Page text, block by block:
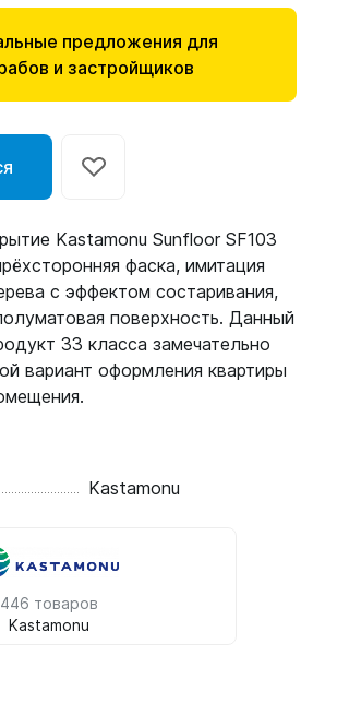
предложения для
и застройщиков
Kastamonu Sunfloor SF103
фаска, имитация
с эффектом состаривания,
поверхность. Данный
33 класса замечательно
вариант оформления квартиры
Kastamonu
446 товаров
Kastamonu